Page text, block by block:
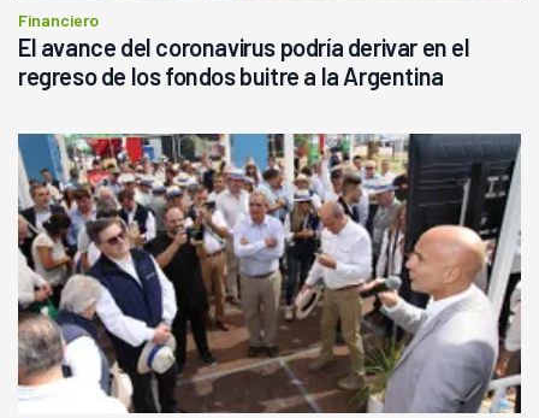
Financiero
El avance del coronavirus podría derivar en el
regreso de los fondos buitre a la Argentina